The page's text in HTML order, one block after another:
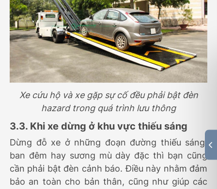
Xe cứu hộ và xe gặp sự cố đều phải bật đèn
hazard trong quá trình lưu thông
3.3. Khi xe dừng ở khu vực thiếu sáng
Dừng đỗ xe ở những đoạn đường thiếu sáng,
ban đêm hay sương mù dày đặc thì bạn cũng
cần phải bật đèn cảnh báo. Điều này nhằm đảm
bảo an toàn cho bản thân, cũng như giúp các